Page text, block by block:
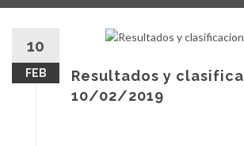
contenido
10
FEB
Resultados y
10/02/2019